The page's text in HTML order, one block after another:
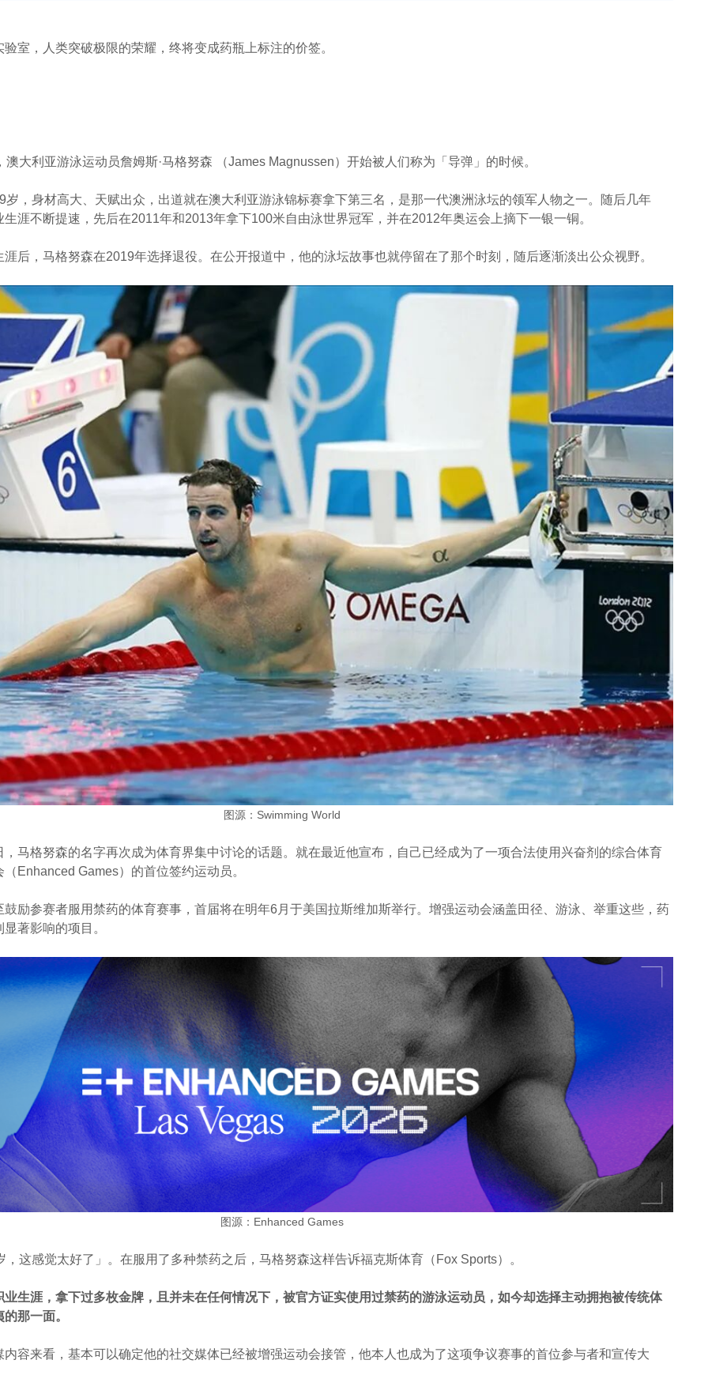
室，人类突破极限的荣耀，终将变成药瓶上标注的价签。
大利亚游泳运动员詹姆斯·马格努森 （James Magnussen）开始被人们称为「导弹」的时候。
岁，身材高大、天赋出众，出道就在澳大利亚游泳锦标赛拿下第三名，是那一代澳洲泳坛的领军人物之一。随后几年
涯不断提速，先后在2011年和2013年拿下100米自由泳世界冠军，并在2012年奥运会上摘下一银一铜。
后，马格努森在2019年选择退役。在公开报道中，他的泳坛故事也就停留在了那个时刻，随后逐渐淡出公众视野。
图源：Swimming World
，马格努森的名字再次成为体育界集中讨论的话题。就在最近他宣布，自己已经成为了一项合法使用兴奋剂的综合体育
Enhanced Games）的首位签约运动员。
鼓励参赛者服用禁药的体育赛事，首届将在明年6月于美国拉斯维加斯举行。增强运动会涵盖田径、游泳、举重这些，药
著影响的项目。
图源：Enhanced Games
，这感觉太好了」。在服用了多种禁药之后，马格努森这样告诉福克斯体育（Fox Sports）。
业生涯，拿下过多枚金牌，且并未在任何情况下，被官方证实使用过禁药的游泳运动员，如今却选择主动拥抱被传统体
那一面。
容来看，基本可以确定他的社交媒体已经被增强运动会接管，他本人也成为了这项争议赛事的首位参与者和宣传大